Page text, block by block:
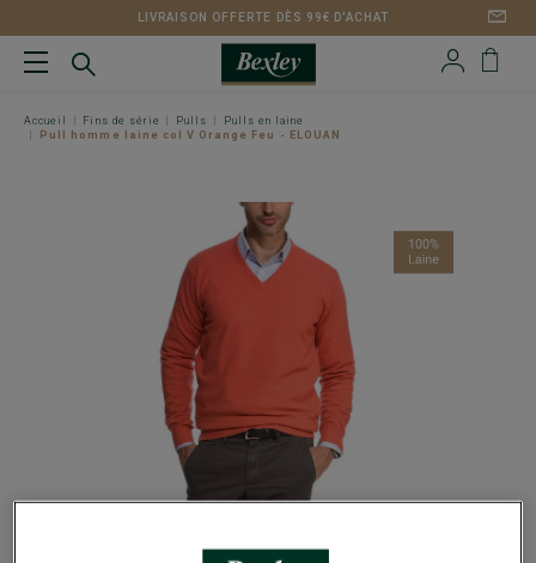
LIVRAISON OFFERTE DÈS 99€ D'ACHAT
Accueil Fins de série Pulls
Pulls en laine
Pull homme laine col V Orange Feu - ELOUAN